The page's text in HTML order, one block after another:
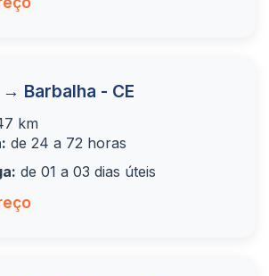
Barbalha - CE
km
de 24 a 72 horas
de 01 a 03 dias úteis